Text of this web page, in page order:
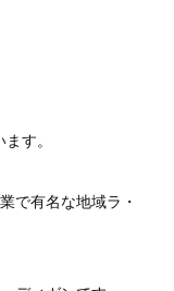
す。
で有名な地域ラ・